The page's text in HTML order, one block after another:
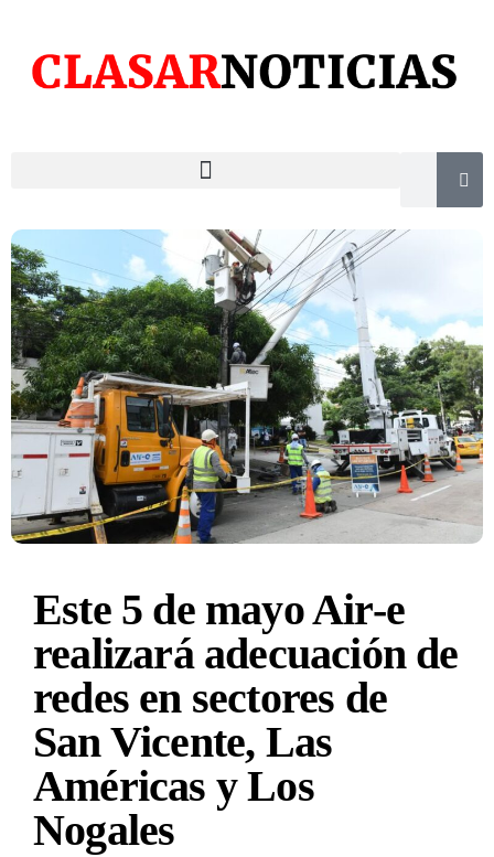
Este 5 de mayo Air-e
realizará adecuación de
redes en sectores de
San Vicente, Las
Américas y Los
Nogales